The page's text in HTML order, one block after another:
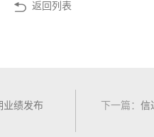
返回列表
业绩发布
下一篇 ： 信